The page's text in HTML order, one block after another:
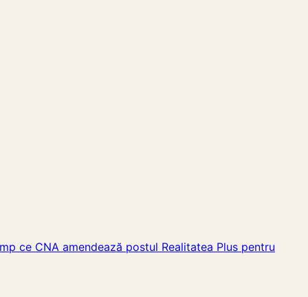
ce CNA amendează postul Realitatea Plus pentru